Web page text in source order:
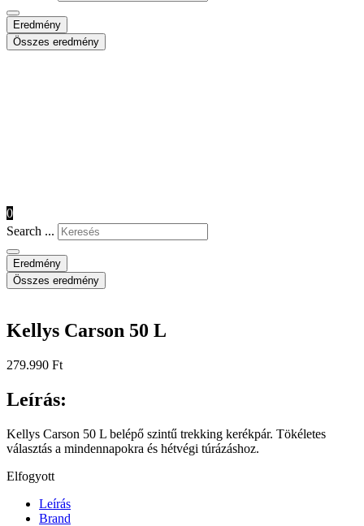
Eredmény
Összes eredmény
0
Search ...
Eredmény
Összes eredmény
Kellys Carson 50 L
279.990 Ft
Leírás:
Kellys Carson 50 L belépő szintű trekking kerékpár. Tökéletes
választás a mindennapokra és hétvégi túrázáshoz.
Elfogyott
Leírás
Brand